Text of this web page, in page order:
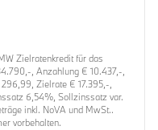
Zielratenkredit für das
, Anzahlung € 10.437,-,
Zielrate € 17.395,-,
6,54%, Sollzinssatz var.
inkl. NoVA und MwSt..
vorbehalten.